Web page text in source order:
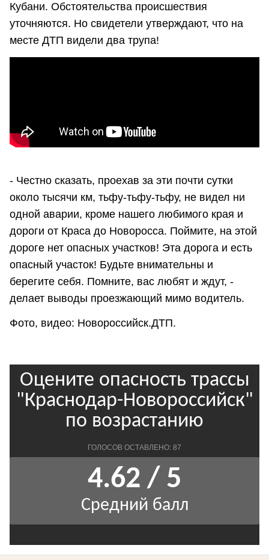
Кубани. Обстоятельства происшествия
уточняются. Но свидетели утверждают, что на
месте ДТП видели два трупа!
- Честно сказать, проехав за эти почти сутки
около тысячи км, тьфу-тьфу-тьфу, не видел ни
одной аварии, кроме нашего любимого края и
дороги от Краса до Новоросса. Поймите, на этой
дороге нет опасных участков! Эта дорога и есть
опасный участок! Будьте внимательны и
берегите себя. Помните, вас любят и ждут, -
делает выводы проезжающий мимо водитель.
Фото, видео: Новороссийск.ДТП.